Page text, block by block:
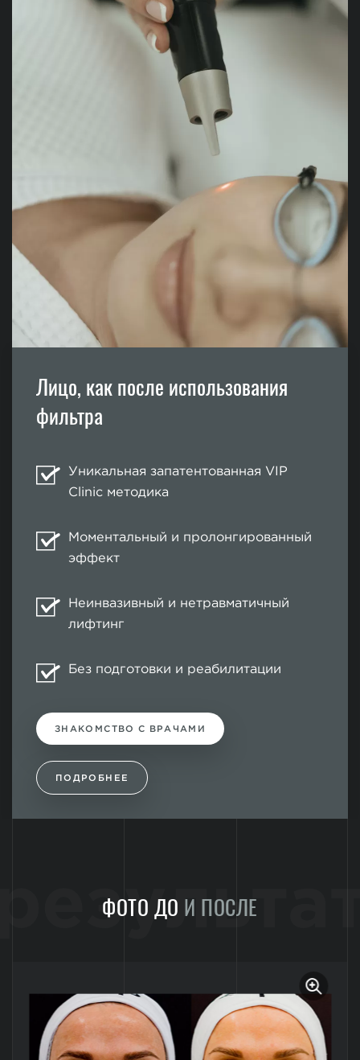
Лицо, как после использования
фильтра
Уникальная запатентованная VIP
Clinic методика
Моментальный и пролонгированный
эффект
Неинвазивный и нетравматичный
лифтинг
Без подготовки и реабилитации
ЗНАКОМСТВО С ВРАЧАМИ
ПОДРОБНЕЕ
ФОТО ДО И ПОСЛЕ